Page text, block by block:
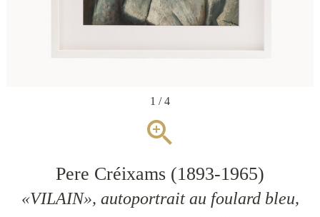
1 / 4
zoom_in
Pere Créixams (1893-1965)
«VILAIN», autoportrait au foulard bleu,